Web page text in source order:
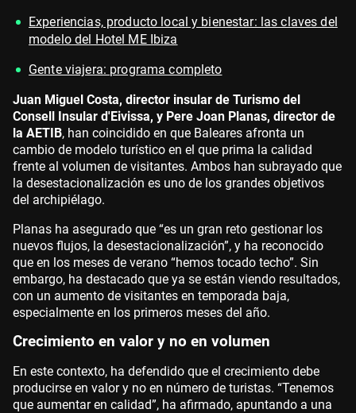
Experiencias, producto local y bienestar: las claves del
modelo del Hotel ME Ibiza
Gente viajera: programa completo
Juan Miguel Costa, director insular de Turismo del
Consell Insular d'Eivissa, y Pere Joan Planas, director de
la AETIB, han coincidido en que Baleares afronta un
cambio de modelo turístico en el que prima la calidad
frente al volumen de visitantes. Ambos han subrayado que
la desestacionalización es uno de los grandes objetivos
del archipiélago.
Planas ha asegurado que “es un gran reto gestionar los
nuevos flujos, la desestacionalización”, y ha reconocido
que en los meses de verano “hemos tocado techo”. Sin
embargo, ha destacado que ya se están viendo resultados,
con un aumento de visitantes en temporada baja,
especialmente en los primeros meses del año.
Crecimiento en valor y no en volumen
En este contexto, ha defendido que el crecimiento debe
producirse en valor y no en número de turistas. “Tenemos
que aumentar en calidad”, ha afirmado, apuntando a una